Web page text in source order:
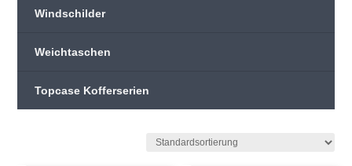
Windschilder
Weichtaschen
Topcase Kofferserien